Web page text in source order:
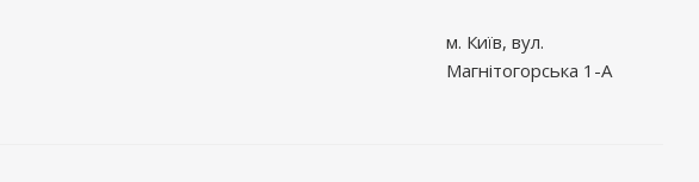
м. Київ, вул.
Магнітогорська 1-А